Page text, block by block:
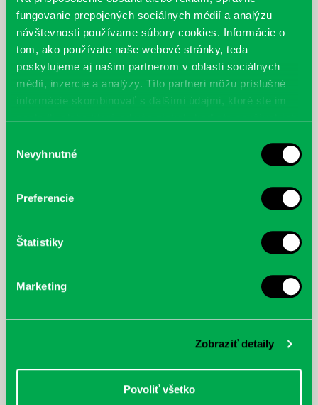
fungovanie prepojených sociálnych médií a analýzu
návštevnosti používame súbory cookies. Informácie o
tom, ako používate naše webové stránky, teda
poskytujeme aj našim partnerom v oblasti sociálnych
médií, inzercie a analýzy. Títo partneri môžu príslušné
informácie skombinovať s ďalšími údajmi, ktoré ste im
poskytli, alebo ktoré od vás získali, keď ste používali ich
súhlasu
Nevyhnutné
Preferencie
Štatistiky
Marketing
Zobraziť detaily
Povoliť všetko
Shinya, H.: Bakteriální výživa
Millan, C.: Čo ma naučila svorka :
príbehy psov, ktoré zmenili môj
život
Kreisman, J. J.: Nenávidím tě,
Pollack, M.: Smrť v bunkri : Správa
o mojom otcovi